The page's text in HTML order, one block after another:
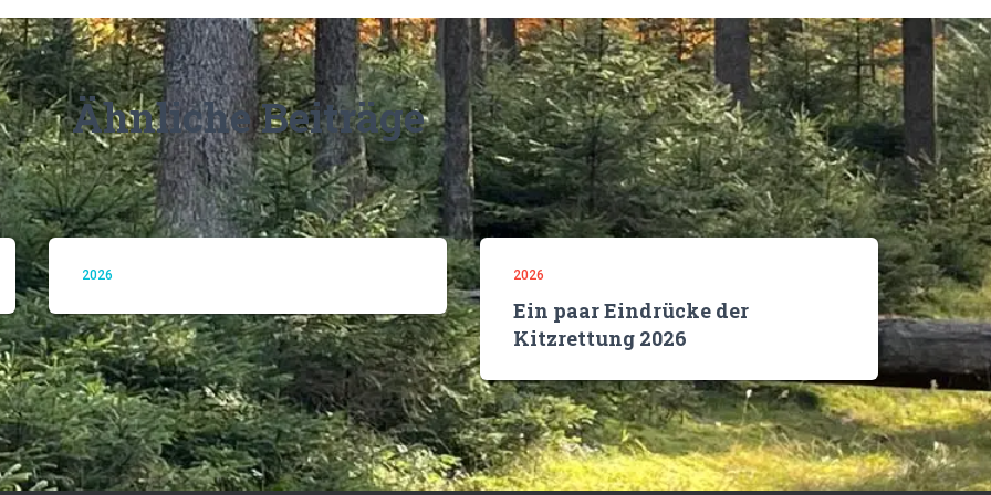
Ähnliche Beiträge
2026 2026
Ein paar Eindrücke der
Kitzrettung 2026